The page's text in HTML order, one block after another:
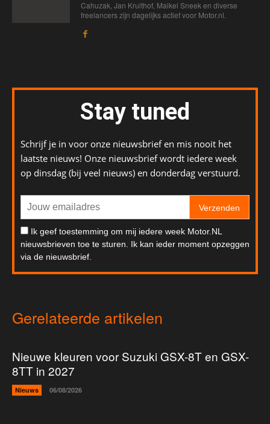
Cahuzak, Jan Kruithof, Maikel Sneek en diverse
freelancers zijn dagelijks actief voor Motor.nl.
Stay tuned
Schrijf je in voor onze nieuwsbrief en mis nooit het
laatste nieuws! Onze nieuwsbrief wordt iedere week
op dinsdag (bij veel nieuws) en donderdag verstuurd.
Verzenden
Ik geef toestemming om mij iedere week Motor.NL
nieuwsbrieven toe te sturen. Ik kan ieder moment opzeggen
via de nieuwsbrief.
Gerelateerde artikelen
Nieuwe kleuren voor Suzuki GSX-8T en GSX-
8TT in 2027
Nieuws 06/08/2026